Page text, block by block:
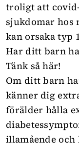
troligt att
sjukdomar
kan orsaka typ
Har ditt barn
Tänk så här!
Om ditt barn
känner dig
förälder hålla
illamående